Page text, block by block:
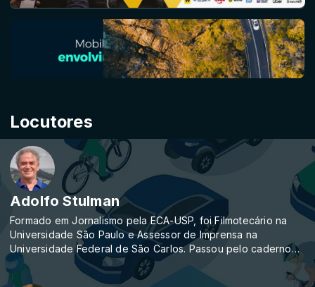
Locutores
Adolfo Stulman
Formado em Jornalismo pela ECA-USP, foi Filmotecário na
Universidade São Paulo e Assessor de Imprensa na
Universidade Federal de São Carlos. Passou pelo caderno
Divirta-se do Jornal da Tarde; pela editoria de Brasil, no
Estadão e pelo caderno de Navegação e Transportes, na